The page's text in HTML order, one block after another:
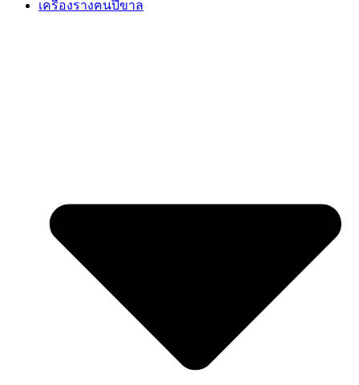
เครื่องรางฅนปีขาล